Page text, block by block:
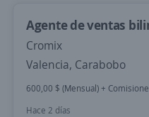
Agente de ventas
Cromix
Valencia, Carabobo
600,00 $ (Mensual) +
Hace 2 días